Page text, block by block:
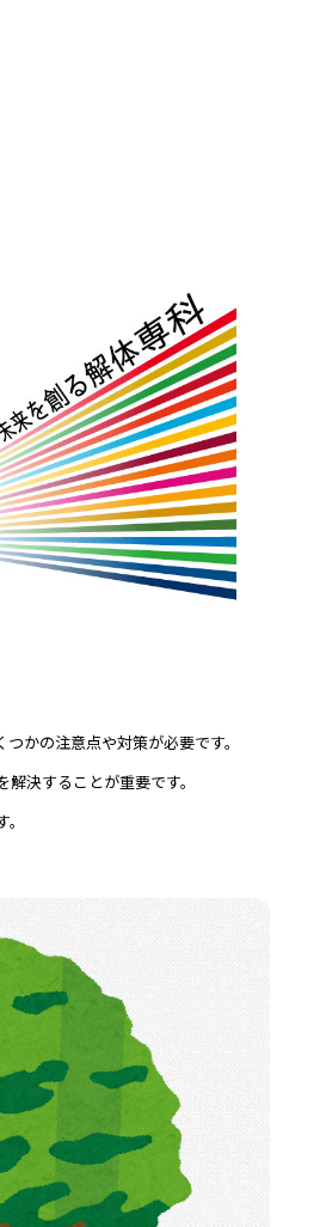
かの注意点や対策が必要です。
決することが重要です。